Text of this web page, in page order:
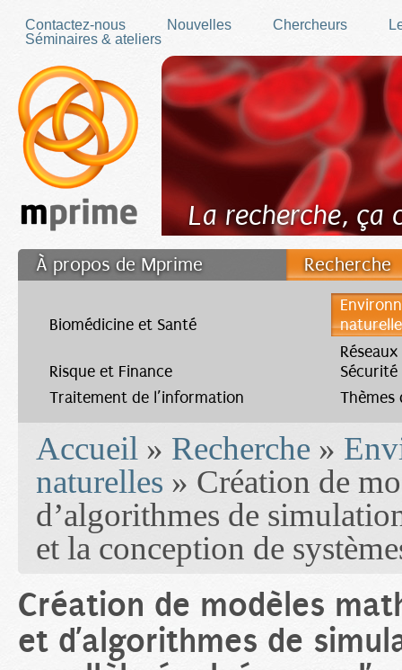
Contactez-nous
Nouvelles Chercheurs
Séminaires & ateliers
La recherche, ça
À propos de Mprime
Recherche
Filler fr
Biomédicine et Santé
Risque et Finance
Sécurité
Traitement de l’information
Thèmes
Accueil » Recherche »
naturelles » Création de
d’algorithmes de
et la conception de
Création de modèles
et d’algorithmes de